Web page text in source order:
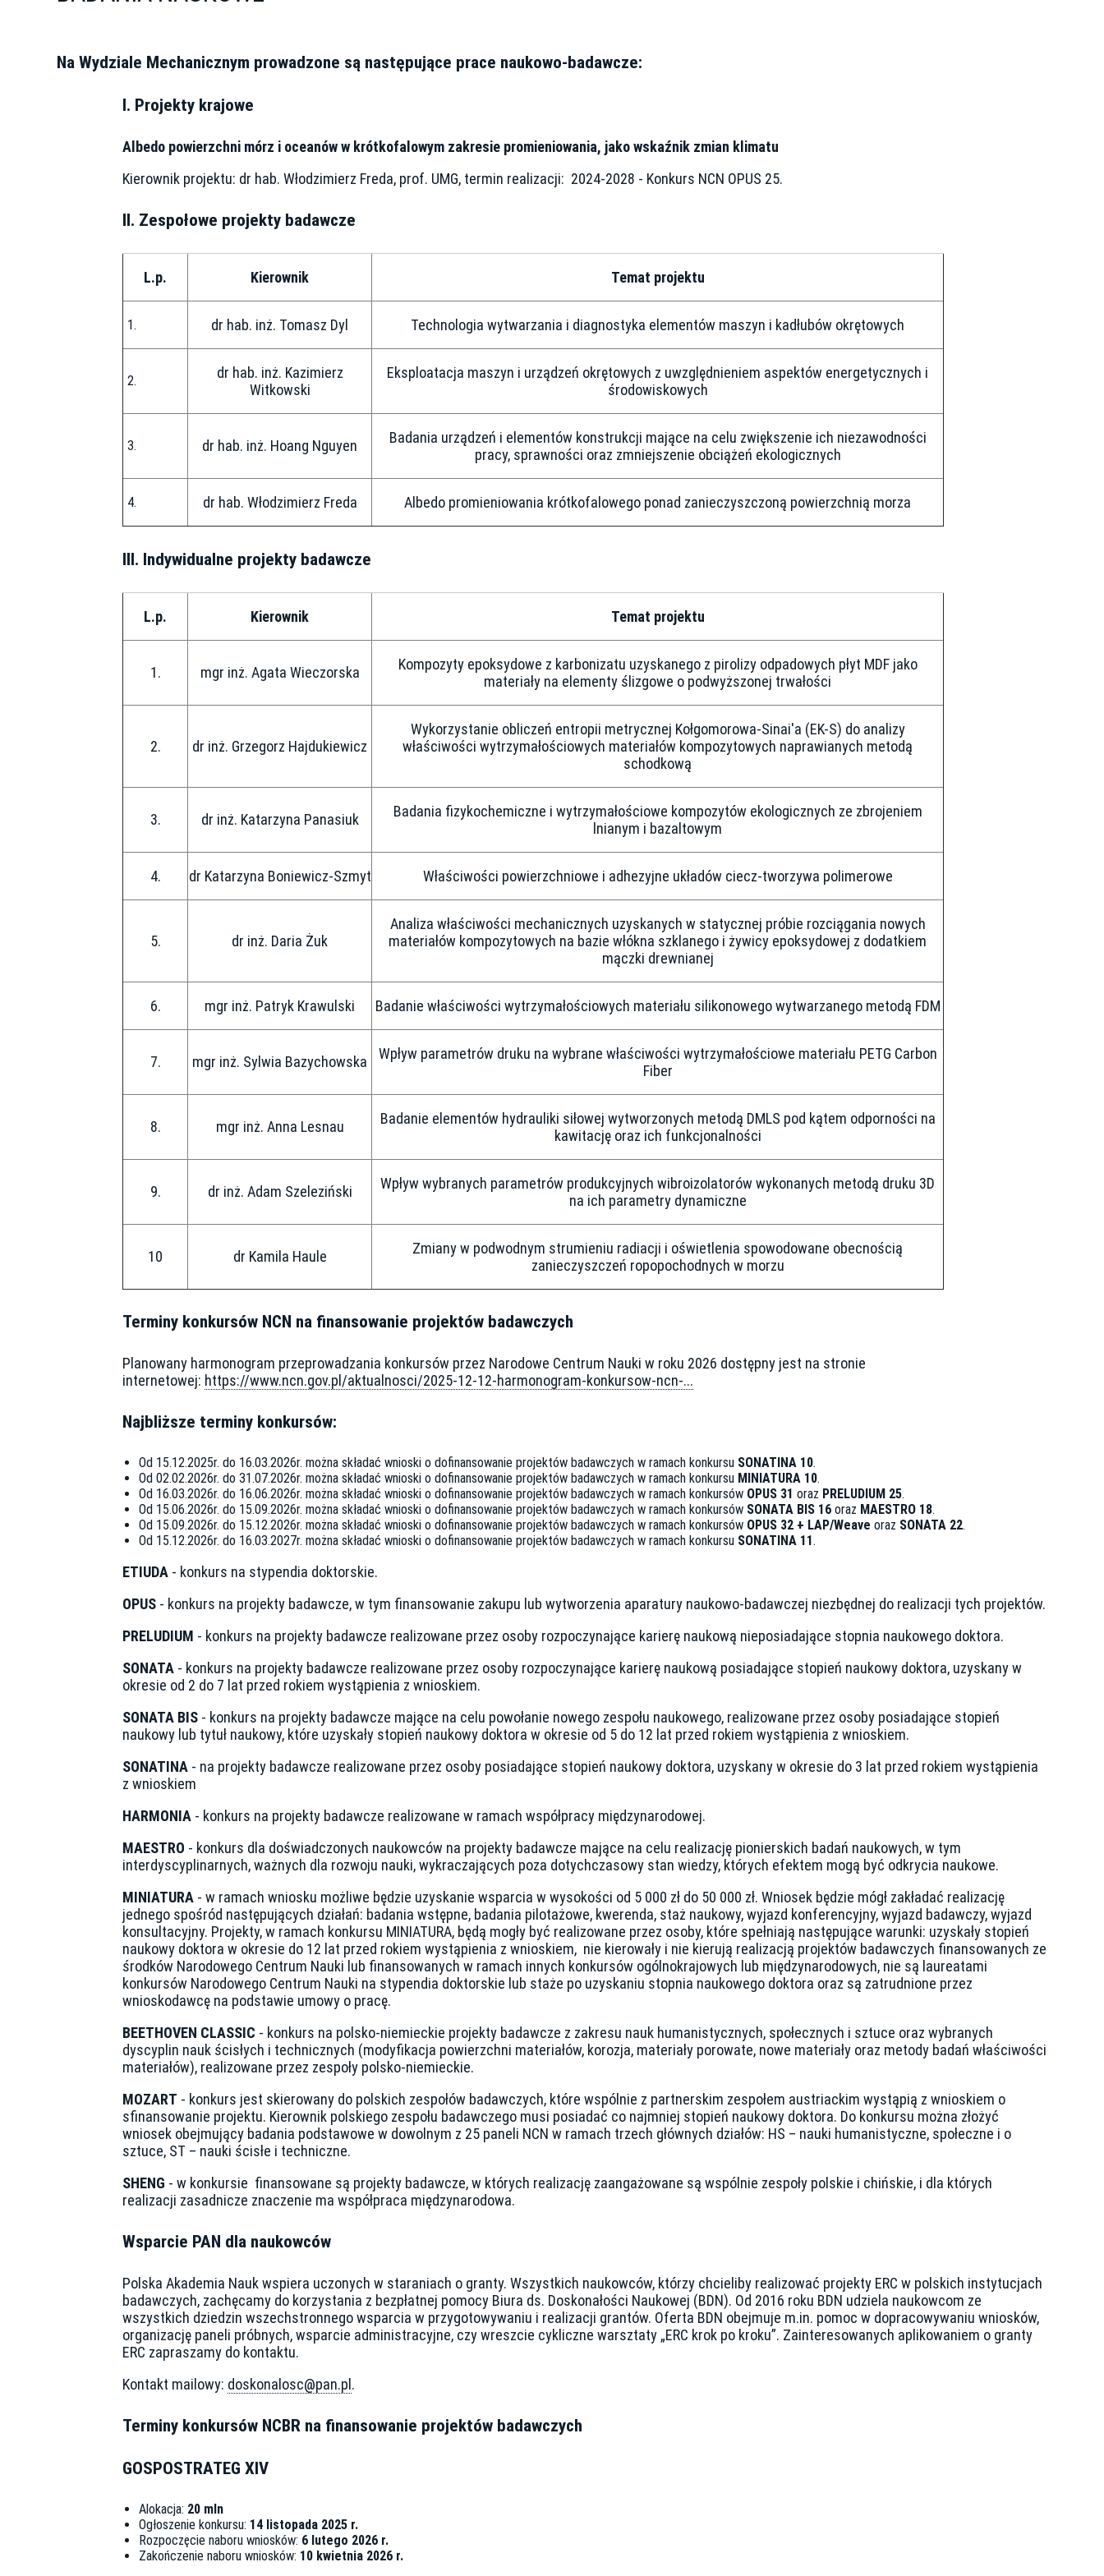
Na Wydziale Mechanicznym prowadzone są następujące prace naukowo-badawcze:
I. Projekty krajowe
Albedo powierzchni mórz i oceanów w krótkofalowym zakresie promieniowania, jako wskaźnik zmian klimatu
Kierownik projektu: dr hab. Włodzimierz Freda, prof. UMG, termin realizacji: 2024-2028 - Konkurs NCN OPUS 25.
II. Zespołowe projekty badawcze
L.p. Kierownik Temat projektu
dr hab. inż. Tomasz Dyl Technologia wytwarzania i diagnostyka elementów maszyn i kadłubów okrętowych
dr hab. inż. Kazimierz
Witkowski
Eksploatacja maszyn i urządzeń okrętowych z uwzględnieniem aspektów energetycznych i
środowiskowych
dr hab. inż. Hoang Nguyen
Badania urządzeń i elementów konstrukcji mające na celu zwiększenie ich niezawodności
pracy, sprawności oraz zmniejszenie obciążeń ekologicznych
dr hab. Włodzimierz Freda Albedo promieniowania krótkofalowego ponad zanieczyszczoną powierzchnią morza
III. Indywidualne projekty badawcze
L.p. Kierownik Temat projektu
1. mgr inż. Agata Wieczorska
Kompozyty epoksydowe z karbonizatu uzyskanego z pirolizy odpadowych płyt MDF jako
materiały na elementy ślizgowe o podwyższonej trwałości
2. dr inż. Grzegorz Hajdukiewicz
Wykorzystanie obliczeń entropii metrycznej Kołgomorowa-Sinai'a (EK-S) do analizy
właściwości wytrzymałościowych materiałów kompozytowych naprawianych metodą
schodkową
3. dr inż. Katarzyna Panasiuk
Badania fizykochemiczne i wytrzymałościowe kompozytów ekologicznych ze zbrojeniem
lnianym i bazaltowym
4. dr Katarzyna Boniewicz-Szmyt Właściwości powierzchniowe i adhezyjne układów ciecz-tworzywa polimerowe
5. dr inż. Daria Żuk
Analiza właściwości mechanicznych uzyskanych w statycznej próbie rozciągania nowych
materiałów kompozytowych na bazie włókna szklanego i żywicy epoksydowej z dodatkiem
mączki drewnianej
6. mgr inż. Patryk Krawulski Badanie właściwości wytrzymałościowych materiału silikonowego wytwarzanego metodą FDM
7. mgr inż. Sylwia Bazychowska
Wpływ parametrów druku na wybrane właściwości wytrzymałościowe materiału PETG Carbon
Fiber
8. mgr inż. Anna Lesnau
Badanie elementów hydrauliki siłowej wytworzonych metodą DMLS pod kątem odporności na
kawitację oraz ich funkcjonalności
9. dr inż. Adam Szeleziński
Wpływ wybranych parametrów produkcyjnych wibroizolatorów wykonanych metodą druku 3D
na ich parametry dynamiczne
10 dr Kamila Haule
Zmiany w podwodnym strumieniu radiacji i oświetlenia spowodowane obecnością
zanieczyszczeń ropopochodnych w morzu
Terminy konkursów NCN na finansowanie projektów badawczych
Planowany harmonogram przeprowadzania konkursów przez Narodowe Centrum Nauki w roku 2026 dostępny jest na stronie
internetowej: https://www.ncn.gov.pl/aktualnosci/2025-12-12-harmonogram-konkursow-ncn-...
Najbliższe terminy konkursów:
Od 15.12.2025r. do 16.03.2026r. można składać wnioski o dofinansowanie projektów badawczych w ramach konkursu SONATINA 10.
Od 02.02.2026r. do 31.07.2026r. można składać wnioski o dofinansowanie projektów badawczych w ramach konkursu MINIATURA 10.
Od 16.03.2026r. do 16.06.2026r. można składać wnioski o dofinansowanie projektów badawczych w ramach konkursów OPUS 31 oraz PRELUDIUM 25.
Od 15.06.2026r. do 15.09.2026r. można składać wnioski o dofinansowanie projektów badawczych w ramach konkursów SONATA BIS 16 oraz MAESTRO 18.
Od 15.09.2026r. do 15.12.2026r. można składać wnioski o dofinansowanie projektów badawczych w ramach konkursów OPUS 32 + LAP/Weave oraz SONATA 22.
Od 15.12.2026r. do 16.03.2027r. można składać wnioski o dofinansowanie projektów badawczych w ramach konkursu SONATINA 11.
ETIUDA - konkurs na stypendia doktorskie.
OPUS - konkurs na projekty badawcze, w tym finansowanie zakupu lub wytworzenia aparatury naukowo-badawczej niezbędnej do realizacji tych projektów.
PRELUDIUM - konkurs na projekty badawcze realizowane przez osoby rozpoczynające karierę naukową nieposiadające stopnia naukowego doktora.
SONATA - konkurs na projekty badawcze realizowane przez osoby rozpoczynające karierę naukową posiadające stopień naukowy doktora, uzyskany w
okresie od 2 do 7 lat przed rokiem wystąpienia z wnioskiem.
SONATA BIS - konkurs na projekty badawcze mające na celu powołanie nowego zespołu naukowego, realizowane przez osoby posiadające stopień
naukowy lub tytuł naukowy, które uzyskały stopień naukowy doktora w okresie od 5 do 12 lat przed rokiem wystąpienia z wnioskiem.
SONATINA - na projekty badawcze realizowane przez osoby posiadające stopień naukowy doktora, uzyskany w okresie do 3 lat przed rokiem wystąpienia
z wnioskiem
HARMONIA - konkurs na projekty badawcze realizowane w ramach współpracy międzynarodowej.
MAESTRO - konkurs dla doświadczonych naukowców na projekty badawcze mające na celu realizację pionierskich badań naukowych, w tym
interdyscyplinarnych, ważnych dla rozwoju nauki, wykraczających poza dotychczasowy stan wiedzy, których efektem mogą być odkrycia naukowe.
MINIATURA - w ramach wniosku możliwe będzie uzyskanie wsparcia w wysokości od 5 000 zł do 50 000 zł. Wniosek będzie mógł zakładać realizację
jednego spośród następujących działań: badania wstępne, badania pilotażowe, kwerenda, staż naukowy, wyjazd konferencyjny, wyjazd badawczy, wyjazd
konsultacyjny. Projekty, w ramach konkursu MINIATURA, będą mogły być realizowane przez osoby, które spełniają następujące warunki: uzyskały stopień
naukowy doktora w okresie do 12 lat przed rokiem wystąpienia z wnioskiem, nie kierowały i nie kierują realizacją projektów badawczych finansowanych ze
środków Narodowego Centrum Nauki lub finansowanych w ramach innych konkursów ogólnokrajowych lub międzynarodowych, nie są laureatami
konkursów Narodowego Centrum Nauki na stypendia doktorskie lub staże po uzyskaniu stopnia naukowego doktora oraz są zatrudnione przez
wnioskodawcę na podstawie umowy o pracę.
BEETHOVEN CLASSIC - konkurs na polsko-niemieckie projekty badawcze z zakresu nauk humanistycznych, społecznych i sztuce oraz wybranych
dyscyplin nauk ścisłych i technicznych (modyfikacja powierzchni materiałów, korozja, materiały porowate, nowe materiały oraz metody badań właściwości
materiałów), realizowane przez zespoły polsko-niemieckie.
MOZART - konkurs jest skierowany do polskich zespołów badawczych, które wspólnie z partnerskim zespołem austriackim wystąpią z wnioskiem o
sfinansowanie projektu. Kierownik polskiego zespołu badawczego musi posiadać co najmniej stopień naukowy doktora. Do konkursu można złożyć
wniosek obejmujący badania podstawowe w dowolnym z 25 paneli NCN w ramach trzech głównych działów: HS – nauki humanistyczne, społeczne i o
sztuce, ST – nauki ścisłe i techniczne.
SHENG - w konkursie finansowane są projekty badawcze, w których realizację zaangażowane są wspólnie zespoły polskie i chińskie, i dla których
realizacji zasadnicze znaczenie ma współpraca międzynarodowa.
Wsparcie PAN dla naukowców
Polska Akademia Nauk wspiera uczonych w staraniach o granty. Wszystkich naukowców, którzy chcieliby realizować projekty ERC w polskich instytucjach
badawczych, zachęcamy do korzystania z bezpłatnej pomocy Biura ds. Doskonałości Naukowej (BDN). Od 2016 roku BDN udziela naukowcom ze
wszystkich dziedzin wszechstronnego wsparcia w przygotowywaniu i realizacji grantów. Oferta BDN obejmuje m.in. pomoc w dopracowywaniu wniosków,
organizację paneli próbnych, wsparcie administracyjne, czy wreszcie cykliczne warsztaty „ERC krok po kroku”. Zainteresowanych aplikowaniem o granty
ERC zapraszamy do kontaktu.
Kontakt mailowy: doskonalosc@pan.pl .
Terminy konkursów NCBR na finansowanie projektów badawczych
GOSPOSTRATEG XIV
Alokacja: 20 mln
Ogłoszenie konkursu: 14 listopada 2025 r.
Rozpoczęcie naboru wniosków: 6 lutego 2026 r.
Zakończenie naboru wniosków: 10 kwietnia 2026 r.